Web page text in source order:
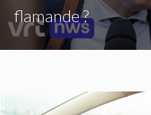
flamande ?